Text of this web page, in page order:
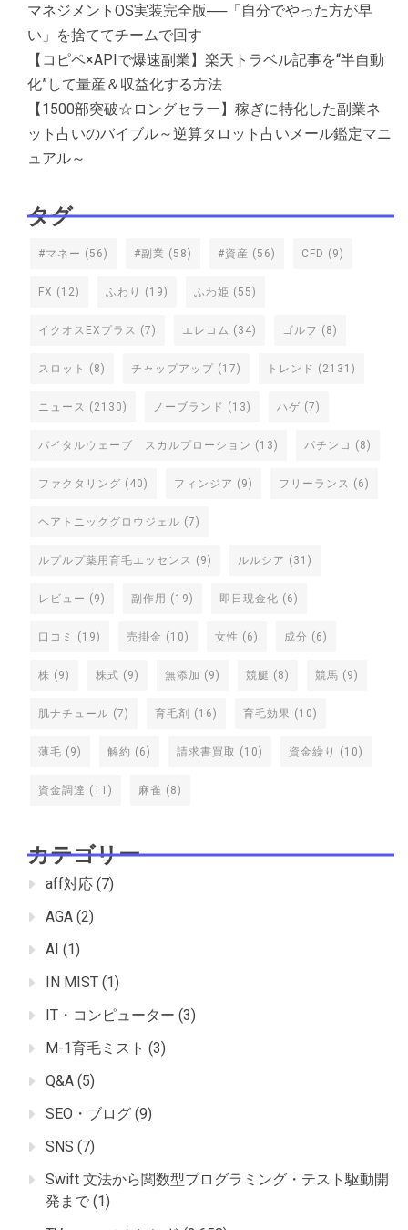
マネジメントOS実装完全版──「自分でやった方が早
い」を捨ててチームで回す
【コピペ×APIで爆速副業】楽天トラベル記事を“半自動
化”して量産＆収益化する方法
【1500部突破☆ロングセラー】稼ぎに特化した副業ネ
ット占いのバイブル～逆算タロット占いメール鑑定マニ
ュアル～
タグ
#マネー (56) #副業 (58) #資産 (56) CFD (9)
FX (12) ふわり (19) ふわ姫 (55)
イクオスEXプラス (7) エレコム (34) ゴルフ (8)
スロット (8) チャップアップ (17) トレンド (2131)
ニュース (2130) ノーブランド (13) ハゲ (7)
バイタルウェーブ スカルプローション (13) パチンコ (8)
ファクタリング (40) フィンジア (9) フリーランス (6)
ヘアトニックグロウジェル (7)
ルプルプ薬用育毛エッセンス (9) ルルシア (31)
レビュー (9) 副作用 (19) 即日現金化 (6)
口コミ (19) 売掛金 (10) 女性 (6) 成分 (6)
株 (9) 株式 (9) 無添加 (9) 競艇 (8) 競馬 (9)
肌ナチュール (7) 育毛剤 (16) 育毛効果 (10)
薄毛 (9) 解約 (6) 請求書買取 (10) 資金繰り (10)
資金調達 (11) 麻雀 (8)
カテゴリー
aff対応 (7)
AGA (2)
AI (1)
IN MIST (1)
IT・コンピューター (3)
M-1育毛ミスト (3)
Q&A (5)
SEO・ブログ (9)
SNS (7)
Swift 文法から関数型プログラミング・テスト駆動開
発まで (1)